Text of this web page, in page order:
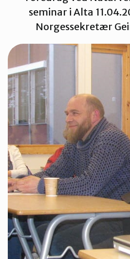
Sør-Varanger
Stilla og Vest-Finnmark
Tana og Varanger
seminar i Alta
Norgessekretær